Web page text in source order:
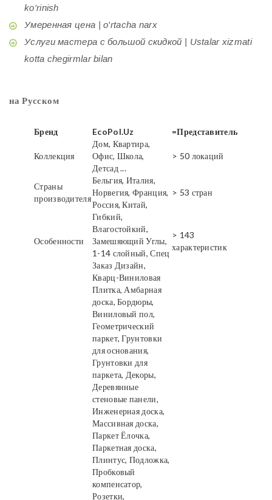
ko'rinish
Умеренная цена | o'rtacha narx
Услуги мастера с большой скидкой | Ustalar xizmati
kotta chegirmlar bilan
на Русском
Бренд EcoPol.Uz =Представитель
Коллекция
Дом, Квартира,
Офис, Школа,
Детсад ...
> 50 локаций
Страны
производителя
Бельгия, Италия,
Норвегия, Франция,
Россия, Китай,
> 53 стран
Особенности
Гибкий,
Влагостойкий,
Замешяющий Углы,
1-14 слойный, Спец
Заказ Дизайн,
> 143
характеристик
Кварц-Виниловая
Плитка, Амбарная
доска, Бордюры,
Виниловый пол,
Геометрический
паркет, Грунтовки
для основания,
Грунтовки для
паркета, Декоры,
Деревянные
стеновые панели,
Инженерная доска,
Массивная доска,
Паркет Ёлочка,
Паркетная доска,
Плинтус, Подложка,
Пробковый
компенсатор,
Розетки,